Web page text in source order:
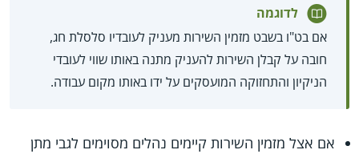
לדוגמה
אם בט"ו בשבט מזמין השירות מעניק לעובדיו סלסלת חג,
חובה על קבלן השירות להעניק מתנה באותו שווי לעובדי
הניקיון והתחזוקה המועסקים על ידו באותו מקום עבודה.
אם אצל מזמין השירות קיימים נהלים מסוימים לגבי מתן